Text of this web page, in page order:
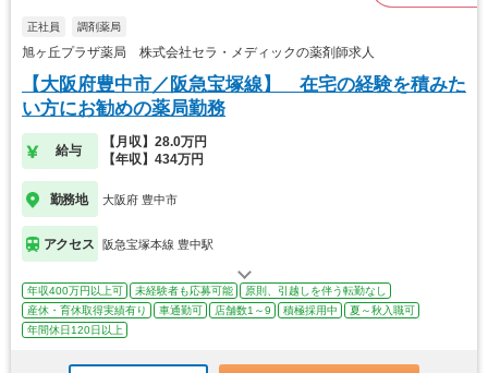
正社員 調剤薬局
旭ヶ丘プラザ薬局 株式会社セラ・メディックの薬剤師求人
【大阪府豊中市／阪急宝塚線】 在宅の経験を積みた
い方にお勧めの薬局勤務
給与
【月収】28.0万円
【年収】434万円
勤務地 大阪府 豊中市
アクセス 阪急宝塚本線 豊中駅
年収400万円以上可 未経験者も応募可能
原則、引越しを伴う転勤なし
産休・育休取得実績有り
車通勤可 店舗数1～9 積極採用中
夏～秋入職可
年間休日120日以上